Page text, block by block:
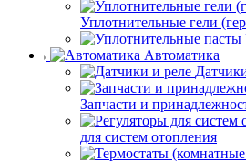
Уплотнительные гели
Автоматика
Запчасти и
для систем отопления